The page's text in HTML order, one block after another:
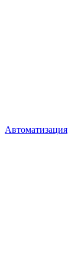
Автоматизация